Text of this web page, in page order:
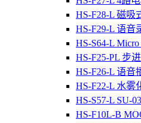
HS-F28-L 磁吸
HS-F29-L 语音
HS-S64-L
HS-F25-PL 步
HS-F26-L 语音
HS-F22-L 水雾
HS-S57-L SU-
HS-F10L-B